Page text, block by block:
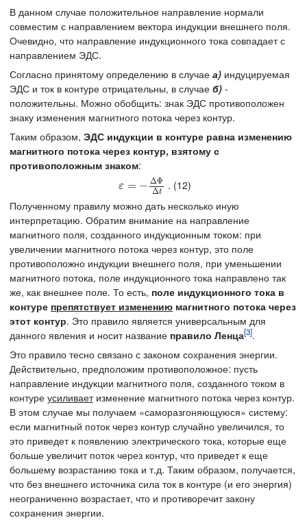
В данном случае положительное направление нормали
совместим с направлением вектора индукции внешнего поля.
Очевидно, что направление индукционного тока совпадает с
направлением ЭДС.
Согласно принятому определению в случае а) индуцируемая
ЭДС и ток в контуре отрицательны, в случае б) -
положительны. Можно обобщить: знак ЭДС противоположен
знаку изменения магнитного потока через контур.
Таким образом, ЭДС индукции в контуре равна изменению
магнитного потока через контур, взятому с
противоположным знаком:
ε = − ΔΦ
Δt
ε =− ΔΦΔt
. (12)
Полученному правилу можно дать несколько иную
интерпретацию. Обратим внимание на направление
магнитного поля, созданного индукционным током: при
увеличении магнитного потока через контур, это поле
противоположно индукции внешнего поля, при уменьшении
магнитного потока, поле индукционного тока направлено так
же, как внешнее поле. То есть, поле индукционного тока в
контуре препятствует изменению магнитного потока через
этот контур. Это правило является универсальным для
данного явления и носит название правило Ленца[3].
Это правило тесно связано с законом сохранения энергии.
Действительно, предположим противоположное: пусть
направление индукции магнитного поля, созданного током в
контуре усиливаетизменение магнитного потока через контур.
В этом случае мы получаем «саморазгоняющуюся» систему:
если магнитный поток через контур случайно увеличился, то
это приведет к появлению электрического тока, которые еще
больше увеличит поток через контур, что приведет к еще
большему возрастанию тока и т.д. Таким образом, получается,
что без внешнего источника сила ток в контуре (и его энергия)
неограниченно возрастает, что и противоречит закону
сохранения энергии.